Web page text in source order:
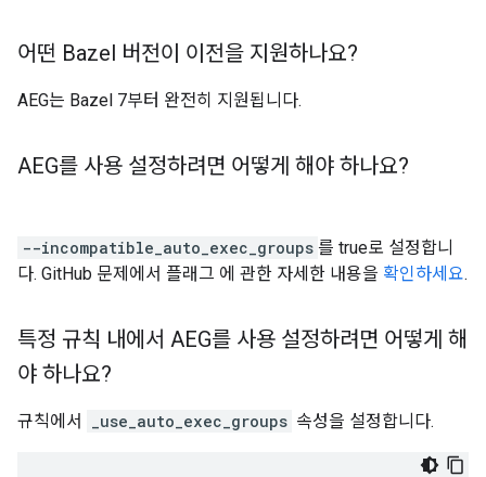
어떤 Bazel 버전이 이전을 지원하나요?
AEG는 Bazel 7부터 완전히 지원됩니다.
AEG를 사용 설정하려면 어떻게 해야 하나요?
--incompatible_auto_exec_groups 를 true로 설정합니
다. GitHub 문제에서 플래그 에 관한 자세한 내용을 확인하세요.
특정 규칙 내에서 AEG를 사용 설정하려면 어떻게 해
야 하나요?
규칙에서 _use_auto_exec_groups 속성을 설정합니다.